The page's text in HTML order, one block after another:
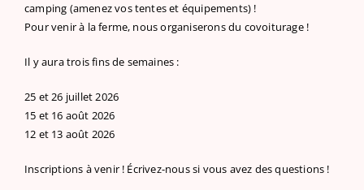
camping (amenez vos tentes et équipements) !
Pour venir à la ferme, nous organiserons du covoiturage !
Il y aura trois fins de semaines :
25 et 26 juillet 2026
15 et 16 août 2026
12 et 13 août 2026
Inscriptions à venir ! Écrivez-nous si vous avez des questions !